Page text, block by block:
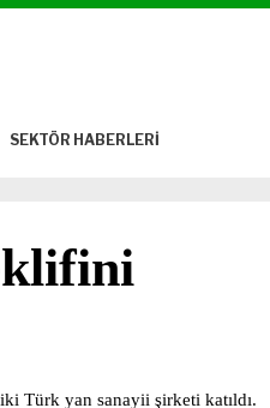
SEKTÖR HABERLERİ
Türk yan sanayii şirketi katıldı.